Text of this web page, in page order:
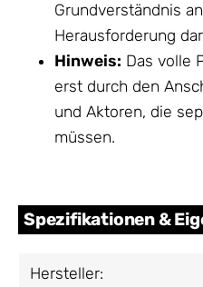
Grundverständnis
Herausforderung
Hinweis: Das volle
erst durch den
und Aktoren, die
müssen.
Spezifikationen &
Hersteller: